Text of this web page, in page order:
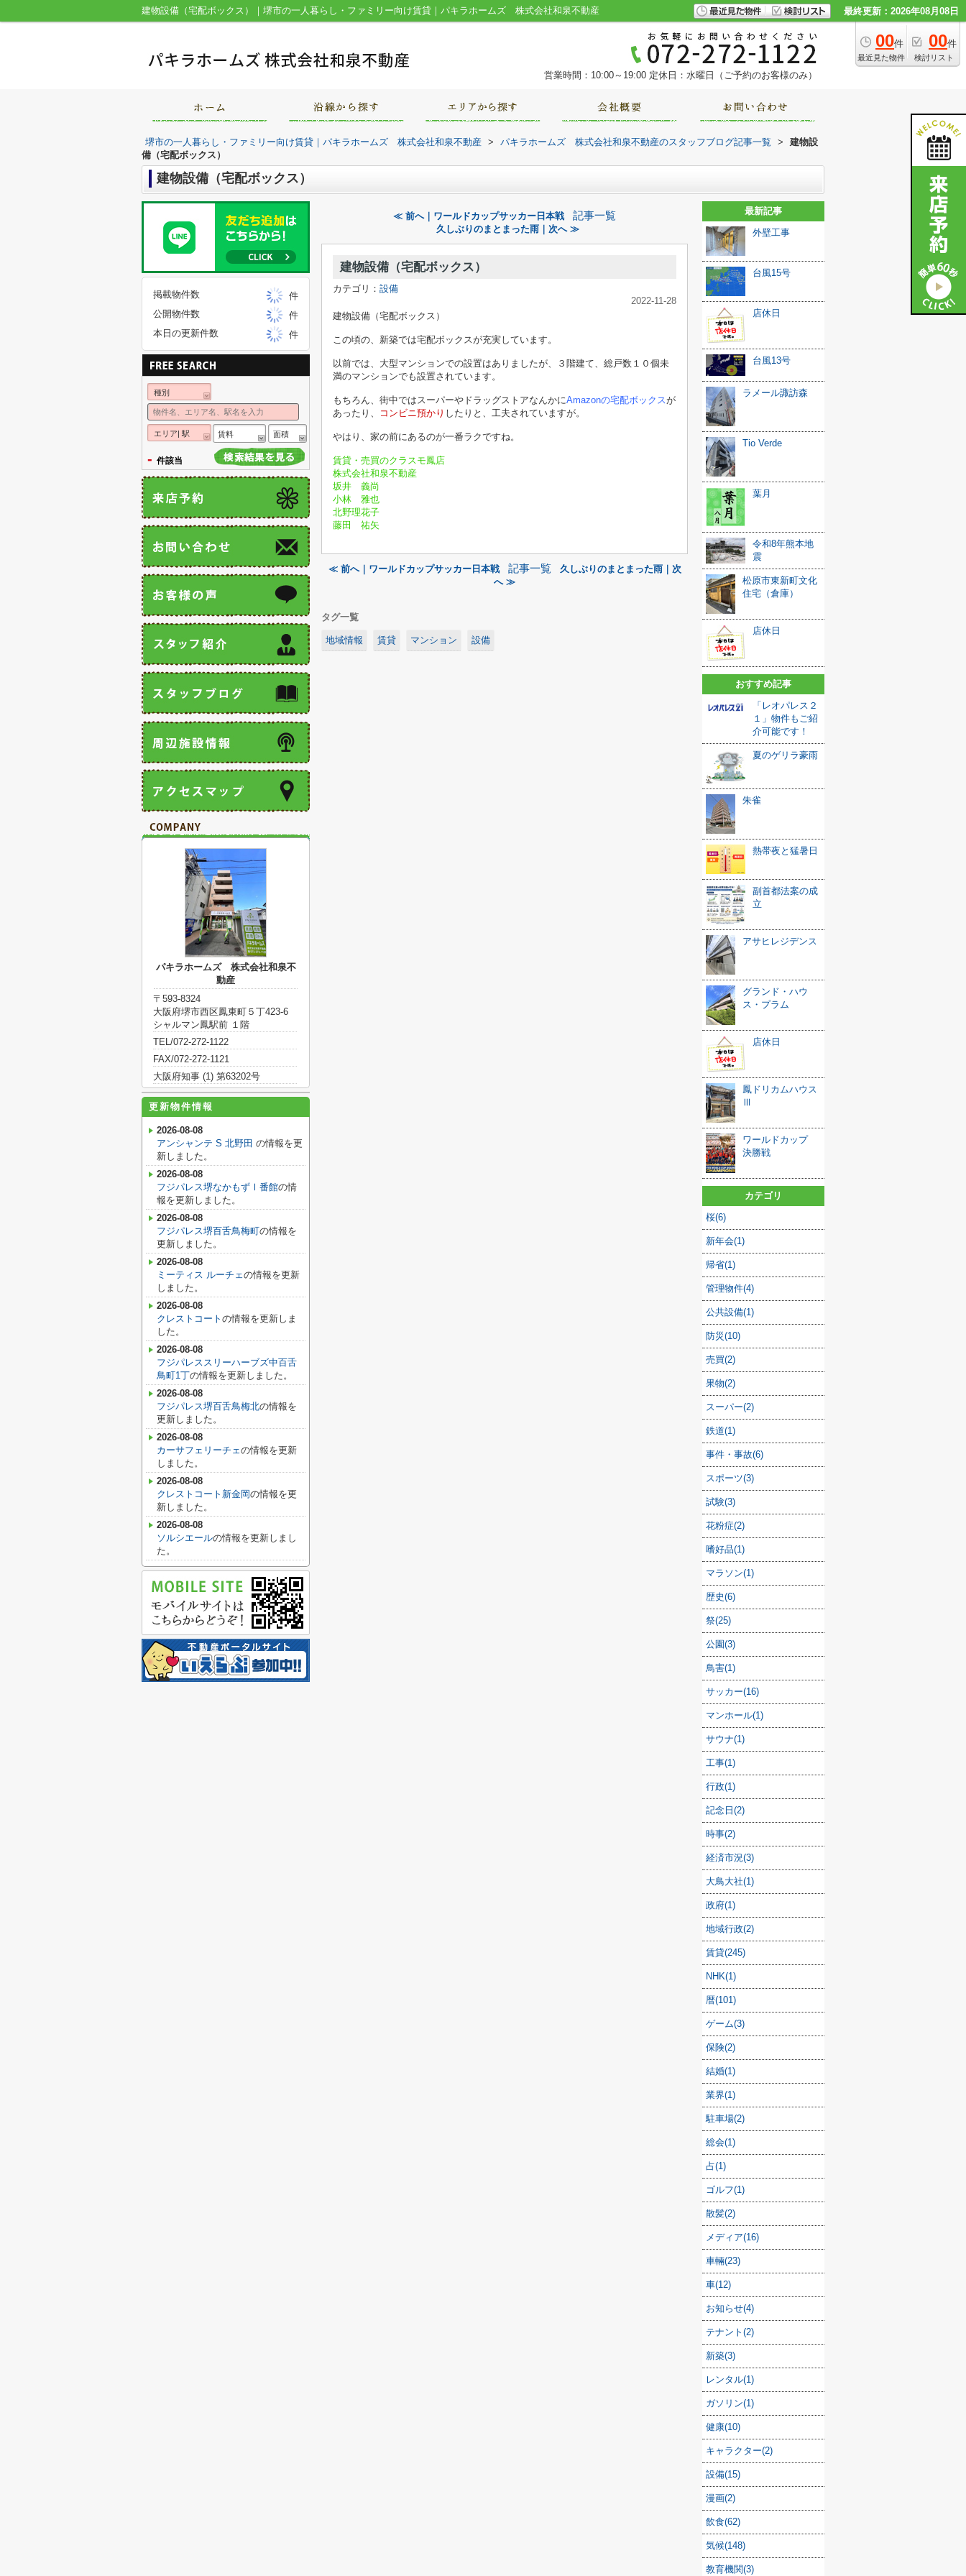
建物設備（宅配ボックス）｜堺市の一人暮らし・ファミリー向け賃貸｜パキラホームズ 株式会社和泉不動産 最終更新：2026年08月08日
00件
最近見た物件
00件
検討リスト
営業時間：10:00～19:00 定休日：水曜日（ご予約のお客様のみ）
堺市の一人暮らし・ファミリー向け賃貸｜パキラホームズ 株式会社和泉不動産 > パキラホームズ 株式会社和泉不動産のスタッフブログ記事一覧 >
建物設
備（宅配ボックス）
建物設備（宅配ボックス）
≪ 前へ｜ワールドカップサッカー日本戦 記事一覧
久しぶりのまとまった雨｜次へ ≫
建物設備（宅配ボックス）
カテゴリ： 設備
2022-11-28
建物設備（宅配ボックス）
この頃の、新築では宅配ボックスが充実しています。
以前では、大型マンションでの設置はありましたが、３階建て、総戸数１０個未
満のマンションでも設置されています。
もちろん、街中ではスーパーやドラッグストアなんかにAmazonの宅配ボックスが
あったり、
コンビニ預かり したりと、工夫されていますが。
やはり、家の前にあるのが一番ラクですね。
賃貸・売買のクラスモ鳳店
株式会社和泉不動産
坂井 義尚
小林 雅也
北野理花子
藤田 祐矢
≪ 前へ｜ワールドカップサッカー日本戦 記事一覧
久しぶりのまとまった雨｜次
へ ≫
タグ一覧
地域情報 賃貸 マンション 設備
最新記事
外壁工事
台風15号
店休日
台風13号
ラメール諏訪森
Tio Verde
葉月
令和8年熊本地
震
松原市東新町文化
住宅（倉庫）
店休日
おすすめ記事
「レオパレス２
１」物件もご紹
介可能です！
夏のゲリラ豪雨
朱雀
熱帯夜と猛暑日
副首都法案の成
立
アサヒレジデンス
グランド・ハウ
ス・プラム
店休日
鳳ドリカムハウス
Ⅲ
ワールドカップ
決勝戦
カテゴリ
桜(6)
新年会(1)
帰省(1)
管理物件(4)
公共設備(1)
防災(10)
売買(2)
果物(2)
スーパー(2)
鉄道(1)
事件・事故(6)
スポーツ(3)
試験(3)
花粉症(2)
嗜好品(1)
マラソン(1)
歴史(6)
祭(25)
公園(3)
鳥害(1)
サッカー(16)
マンホール(1)
サウナ(1)
工事(1)
行政(1)
記念日(2)
時事(2)
経済市況(3)
大鳥大社(1)
政府(1)
地域行政(2)
賃貸(245)
NHK(1)
暦(101)
ゲーム(3)
保険(2)
結婚(1)
業界(1)
駐車場(2)
総会(1)
占(1)
ゴルフ(1)
散髪(2)
メディア(16)
車輛(23)
車(12)
お知らせ(4)
テナント(2)
新築(3)
レンタル(1)
ガソリン(1)
健康(10)
キャラクター(2)
設備(15)
漫画(2)
飲食(62)
気候(148)
教育機関(3)
掲載物件数
件
公開物件数
件
本日の更新件数
件
種別
エリア| 駅 賃料 面積
- 件該当
パキラホームズ 株式会社和泉不
動産
〒593-8324
大阪府堺市西区鳳東町５丁423-6
シャルマン鳳駅前 １階
TEL/072-272-1122
FAX/072-272-1121
大阪府知事 (1) 第63202号
更新物件情報
2026-08-08
アンシャンテ S 北野田 の情報を更
新しました。
2026-08-08
フジパレス堺なかもずⅠ番館の情
報を更新しました。
2026-08-08
フジパレス堺百舌鳥梅町の情報を
更新しました。
2026-08-08
ミーティス ルーチェの情報を更新
しました。
2026-08-08
クレストコート の情報を更新しま
した。
2026-08-08
フジパレススリーハーブズ中百舌
鳥町1丁の情報を更新しました。
2026-08-08
フジパレス堺百舌鳥梅北の情報を
更新しました。
2026-08-08
カーサフェリーチェの情報を更新
しました。
2026-08-08
クレストコート新金岡の情報を更
新しました。
2026-08-08
ソルシエールの情報を更新しまし
た。